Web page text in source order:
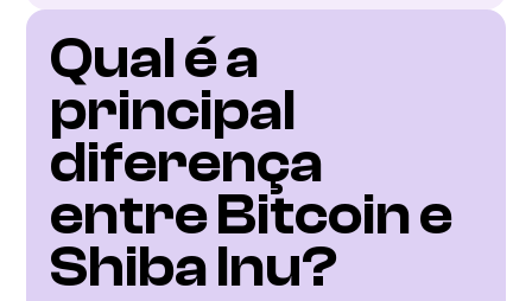
Qual é a
principal
diferença
entre Bitcoin e
Shiba Inu?